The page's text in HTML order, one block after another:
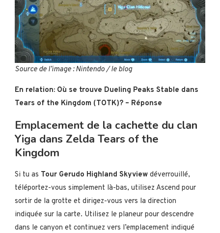
Source de l’image : Nintendo / le blog
En relation: Où se trouve Dueling Peaks Stable dans
Tears of the Kingdom (TOTK)? – Réponse
Emplacement de la cachette du clan
Yiga dans Zelda Tears of the
Kingdom
Si tu as Tour Gerudo Highland Skyview déverrouillé,
téléportez-vous simplement là-bas, utilisez Ascend pour
sortir de la grotte et dirigez-vous vers la direction
indiquée sur la carte. Utilisez le planeur pour descendre
dans le canyon et continuez vers l’emplacement indiqué